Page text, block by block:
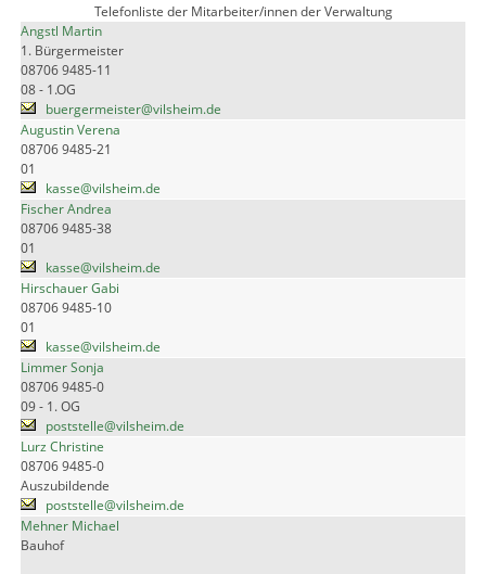
Telefonliste der Mitarbeiter/innen der Verwaltung
Angstl Martin
1. Bürgermeister
08706 9485-11
08 - 1.OG
buergermeister@vilsheim.de
Augustin Verena
08706 9485-21
01
kasse@vilsheim.de
Fischer Andrea
08706 9485-38
01
kasse@vilsheim.de
Hirschauer Gabi
08706 9485-10
01
kasse@vilsheim.de
Limmer Sonja
08706 9485-0
09 - 1. OG
poststelle@vilsheim.de
Lurz Christine
08706 9485-0
Auszubildende
poststelle@vilsheim.de
Mehner Michael
Bauhof